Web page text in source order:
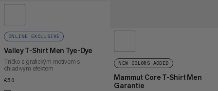
ONLINE EXCLUSIVE
Valley T-Shirt Men Tye-Dye
Tričko s grafickým motivem s
chladivým efektem
€50
NEW COLORS ADDED
Mammut Core T-Shirt Men
Garantie